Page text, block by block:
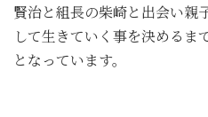
賢治と組長の柴崎と出会い親
して生きていく事を決めるま
となっています。